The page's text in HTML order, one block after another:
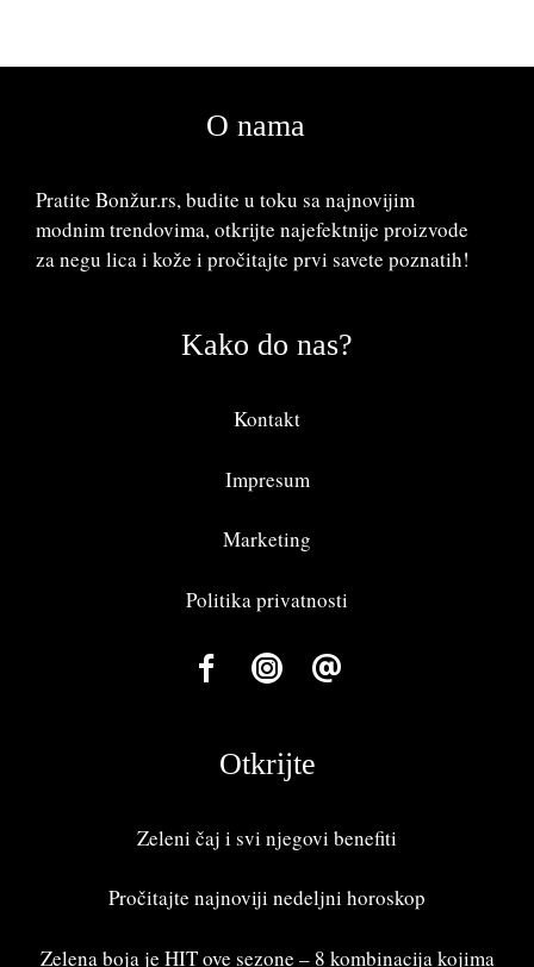
O nama
Pratite Bonžur.rs, budite u toku sa najnovijim
modnim trendovima, otkrijte najefektnije proizvode
za negu lica i kože i pročitajte prvi savete poznatih!
Kako do nas?
Kontakt
Impresum
Marketing
Politika privatnosti
Otkrijte
Zeleni čaj i svi njegovi benefiti
Pročitajte najnoviji nedeljni horoskop
Zelena boja je HIT ove sezone – 8 kombinacija kojima